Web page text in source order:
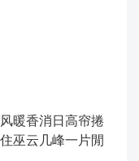
暖香消日高帘捲
巫云几峰一片閒